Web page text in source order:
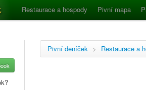
Restaurace a hospody Pivní mapa
Pivní deníček > Restaurace a